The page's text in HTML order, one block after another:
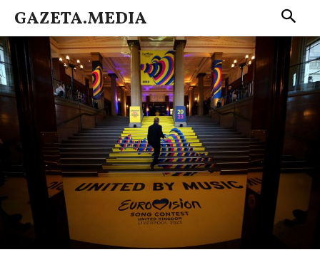
GAZETA.MEDIA